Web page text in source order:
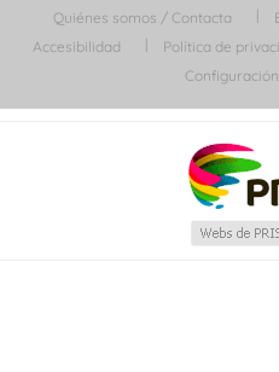
Quiénes somos / Contacta
Accesibilidad
Política de